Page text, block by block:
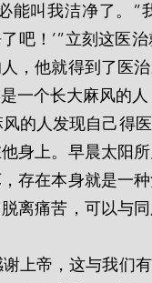
能叫我洁净了。”
吧！’”立刻这医
，他就得到了医
一个长大麻风的人
身上。早晨太阳
存在本身就是一
离痛苦，可以与